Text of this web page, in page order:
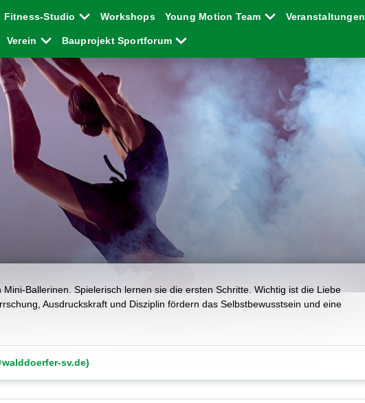
Fitness-Studio Workshops Young Motion Team Veranstaltungen
Verein Bauprojekt Sportforum
Ballerinen. Spielerisch lernen sie die ersten Schritte. Wichtig ist die Liebe
Ausdruckskraft und Disziplin fördern das Selbstbewusstsein und eine
sv.de)